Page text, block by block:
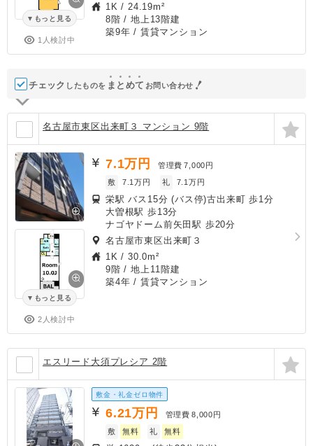
もっと見る
1人検討中
1K / 24.19m²
8階 / 地上13階建
築9年 / 賃貸マンション
チェック したものを ま と めて お問い合わせ
名古屋市東区出来町３ マンション 9階
もっと見る
2人検討中
7.1万円 管理費 7,000円
敷
7.1万円 礼 7.1万円
栄駅 バス15分 (バス停)古出来町 歩1分
大曽根駅 歩13分
ナゴヤドーム前矢田駅 歩20分
名古屋市東区出来町３
1K /30.0m²
9階 / 地上11階建
築4年 / 賃貸マンション
エスリード大須プレシア 2階
敷金・礼金ゼロ物件
6.21万円 管理費 8,000円
敷
無料 礼 無料